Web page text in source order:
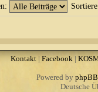
Kontakt| Facebook|
Powered by phpBB
Deutsche